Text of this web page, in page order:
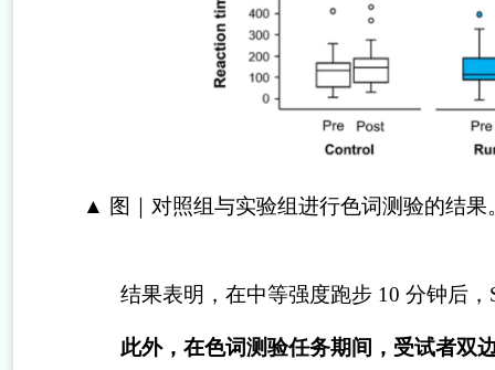
▲ 图｜对照组与实验组进行色词测验的结
结果表明，在中等强度跑步 10 分钟后，
此外，在色词测验任务期间，受试者双